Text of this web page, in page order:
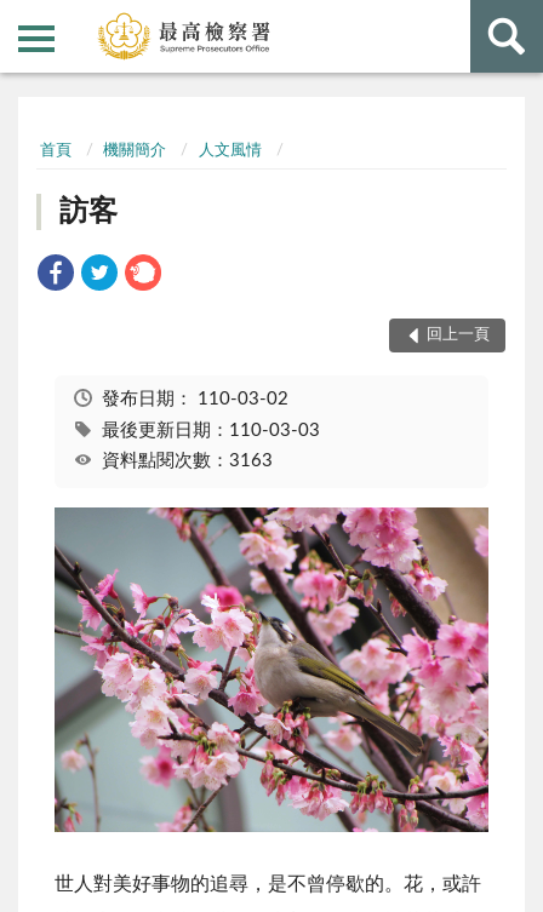
首頁 機關簡介 人文風情
訪客
回上一頁
發布日期： 110-03-02
最後更新日期：110-03-03
資料點閱次數：3163
世人對美好事物的追尋，是不曾停歇的。花，或許